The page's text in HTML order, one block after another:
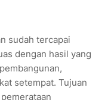
sudah tercapai
dengan hasil yang
setempat. Tujuan